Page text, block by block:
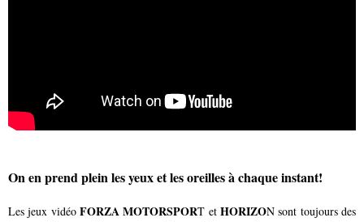
On en prend plein les yeux et les oreilles à chaque instant!
Les jeux vidéo FORZA MOTORSPORT etHORIZON sont toujours des